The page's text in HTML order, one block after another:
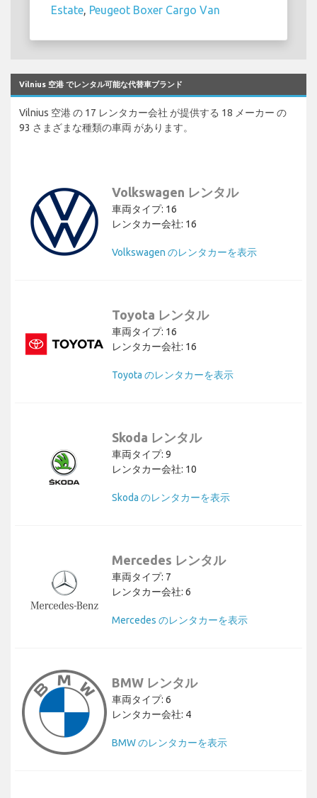
Estate Peugeot Boxer Cargo Van
Vilnius 空港 でレンタル可能な代替車ブランド
Vilnius 空港 の 17 レンタカー会社 が提供する 18 メーカー の
93 さまざまな種類の車両 があります。
Volkswagen レンタル
車両タイプ: 16
レンタカー会社: 16
Volkswagen のレンタカーを表示
Toyota レンタル
車両タイプ: 16
レンタカー会社: 16
Toyota のレンタカーを表示
Skoda レンタル
車両タイプ: 9
レンタカー会社: 10
Skoda のレンタカーを表示
Mercedes レンタル
車両タイプ: 7
レンタカー会社: 6
Mercedes のレンタカーを表示
BMW レンタル
車両タイプ: 6
レンタカー会社: 4
BMW のレンタカーを表示